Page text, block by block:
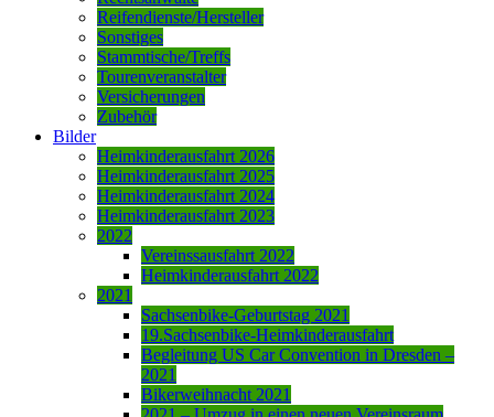
Reifendienste/Hersteller
Sonstiges
Stammtische/Treffs
Tourenveranstalter
Versicherungen
Zubehör
Bilder
Heimkinderausfahrt 2026
Heimkinderausfahrt 2025
Heimkinderausfahrt 2024
Heimkinderausfahrt 2023
2022
Vereinssausfahrt 2022
Heimkinderausfahrt 2022
2021
Sachsenbike-Geburtstag 2021
19.Sachsenbike-Heimkinderausfahrt
Begleitung US Car Convention in Dresden –
2021
Bikerweihnacht 2021